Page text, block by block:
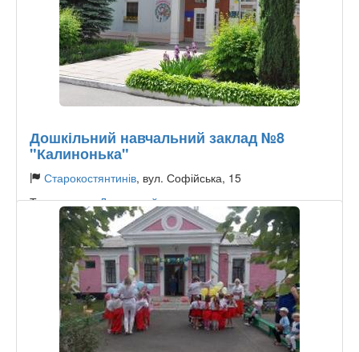
Дошкільний навчальний заклад №8
"Калинонька"
Старокостянтинів, вул. Софійська, 15
Тип садочку:Державний